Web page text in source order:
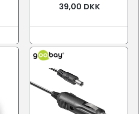
39,00 DKK